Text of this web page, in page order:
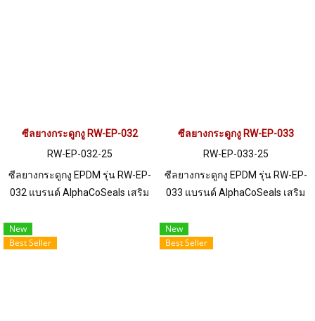
ซีลยางกระดูกงู RW-EP-032
RW-EP-032-25
ซีลยางกระดูกงู EPDM รุ่น RW-EP-
032 แบรนด์ AlphaCoSeals เสริม
แผ่น 1-3.5 mm. ราคาสินค้าขึ้นอยู่
กับจำนวนสั่งซื้อ หากต้องการสั่งซื้อ
ซีลยางกระดูกงู RW-EP-033
RW-EP-033-25
ซีลยางกระดูกงู EPDM รุ่น RW-EP-
033 แบรนด์ AlphaCoSeals เสริม
แผ่น 1-5 mm. ราคาสินค้าขึ้นอยู่
กับจำนวนสั่งซื้อ หากต้องการสั่งซื้อ
New
Best Seller
New
Best Seller